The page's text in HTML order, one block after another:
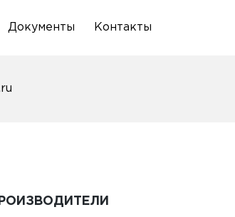
Документы Контакты